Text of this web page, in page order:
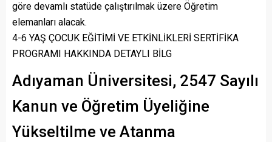
göre devamlı statüde çalıştırılmak üzere Öğretim
elemanları alacak.
4-6 YAŞ ÇOCUK EĞİTİMİ VE ETKİNLİKLERİ SERTİFİKA
PROGRAMI HAKKINDA DETAYLI BİLG
Adıyaman Üniversitesi, 2547 Sayılı
Kanun ve Öğretim Üyeliğine
Yükseltilme ve Atanma